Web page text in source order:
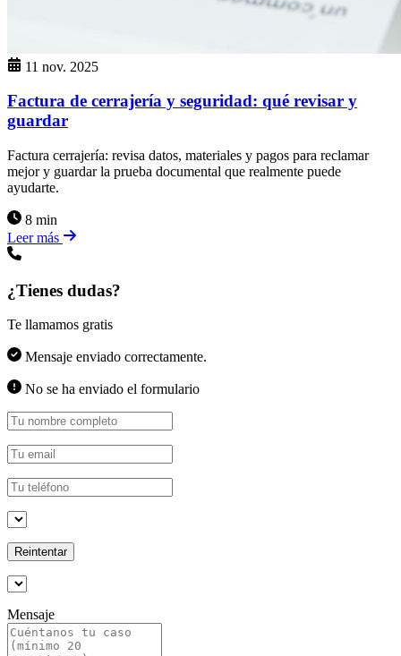
11 nov. 2025
Factura de cerrajería y seguridad: qué revisar y
guardar
Factura cerrajería: revisa datos, materiales y pagos para reclamar
mejor y guardar la prueba documental que realmente puede
ayudarte.
8 min
Leer más
¿Tienes dudas?
Te llamamos gratis
Mensaje enviado correctamente.
No se ha enviado el formulario
Reintentar
Mensaje